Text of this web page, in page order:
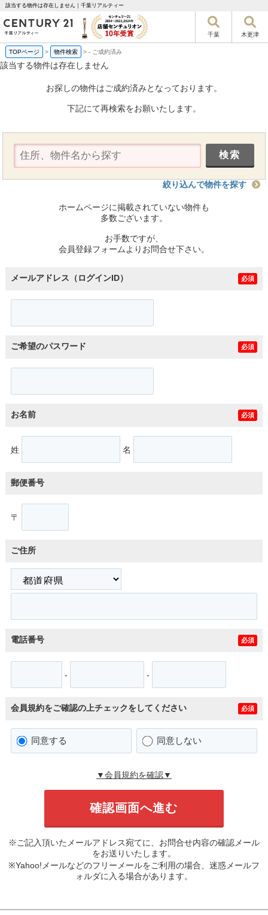
該当する物件は存在しません｜千葉リアルティー
千葉 木更津
TOPページ > 物件検索 >- ご成約済み
該当する物件は存在しません
お探しの物件はご成約済みとなっております。
下記にて再検索をお願いたします。
絞り込んで物件を探す
ホームページに掲載されていない物件も
多数ございます。
お手数ですが、
会員登録フォームよりお問合せ下さい。
メールアドレス（ログインID） 必須
ご希望のパスワード 必須
お名前 必須
姓 名
郵便番号
〒
ご住所
電話番号 必須
- -
会員規約をご確認の上チェックをしてください 必須
同意する 同意しない
▼会員規約を確認▼
※ご記入頂いたメールアドレス宛てに、お問合せ内容の確認メール
をお送りいたします。
※Yahoo!メールなどのフリーメールをご利用の場合、迷惑メールフ
ォルダに入る場合があります。